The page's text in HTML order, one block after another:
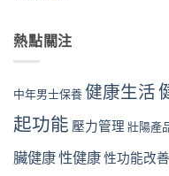
熱點關注
中年男士保養健康生活
起功能 壓力管理 壯陽產
臟健康性健康性功能改善